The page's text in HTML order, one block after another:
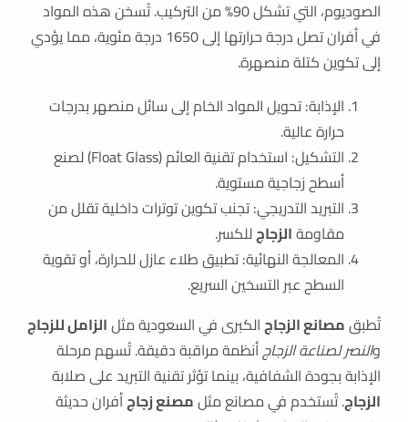
الصوديوم، التي تشكل 90% من التركيب. تُسخن هذه المواد
في أفران تصل درجة حرارتها إلى 1650 درجة مئوية، مما يؤدي
إلى تكوين كتلة منصهرة.
الإذابة: تحويل المواد الخام إلى سائل منصهر بدرجات
حرارة عالية.
التشكيل: استخدام تقنية العائم (Float Glass) لصنع
أسطح زجاجية مستوية.
التبريد التدريجي: تجنب تكوين توترات داخلية تقلل من
مقاومةالزجاجللكسر.
المعالجة النهائية: تطبيق طلاء عازل للحرارة، أو تقوية
السطح عبر التسخين السريع.
تُطبقمصانع الزجاجالكبرى في السعودية مثلالزامل للزجاج
والنصر لصناعة الزجاجأنظمة مراقبة دقيقة. تُسهم مرحلة
الإذابة بجودة الشفافية، بينما تؤثر تقنية التبريد على صلابة
الزجاج. تُستخدم في مصانع مثلمصنع زجاجأفران حديثة